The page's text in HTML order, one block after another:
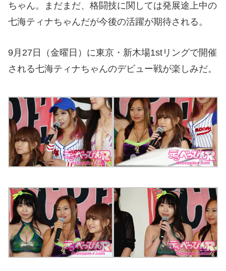
ちゃん。まだまだ、格闘技に関しては発展途上中の
七海ティナちゃんだが今後の活躍が期待される。
9月27日（金曜日）に東京・新木場1stリングで開催
される七海ティナちゃんのデビュー戦が楽しみだ。